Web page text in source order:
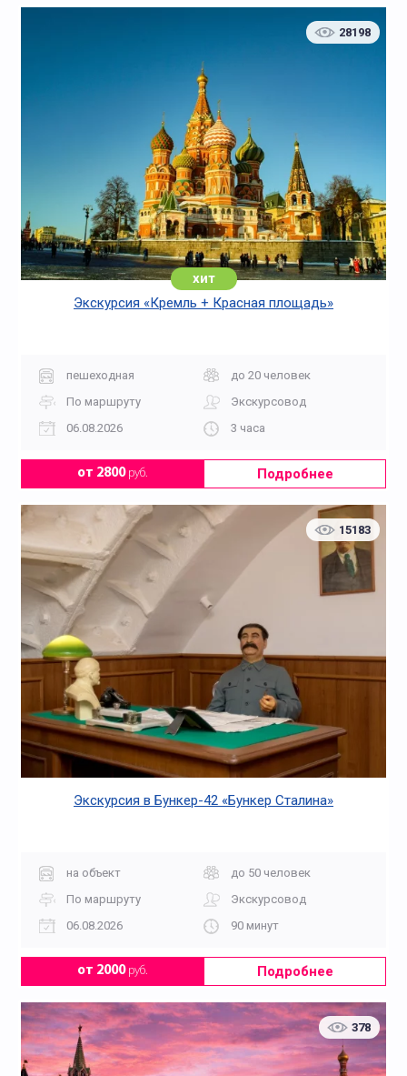
28198
хит
Экскурсия «Кремль + Красная площадь»
пешеходная
до 20 человек
По маршруту
Экскурсовод
06.08.2026
3 часа
от 2800руб. Подробнее
15183
Экскурсия в Бункер-42 «Бункер Сталина»
на объект
до 50 человек
По маршруту
Экскурсовод
06.08.2026
90 минут
от 2000руб. Подробнее
378